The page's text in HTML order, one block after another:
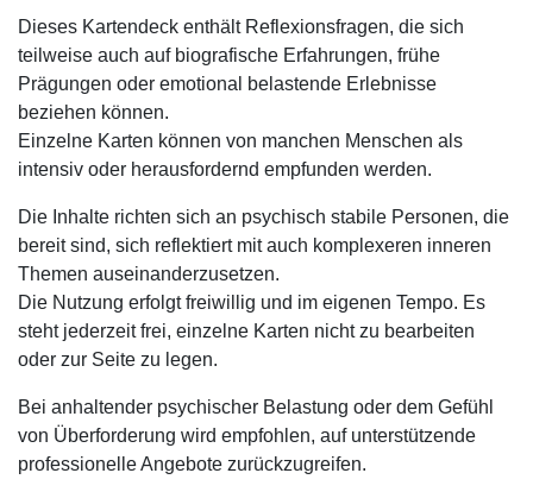
Dieses Kartendeck enthält Reflexionsfragen, die sich
teilweise auch auf biografische Erfahrungen, frühe
Prägungen oder emotional belastende Erlebnisse
beziehen können.
Einzelne Karten können von manchen Menschen als
intensiv oder herausfordernd empfunden werden.
Die Inhalte richten sich an psychisch stabile Personen, die
bereit sind, sich reflektiert mit auch komplexeren inneren
Themen auseinanderzusetzen.
Die Nutzung erfolgt freiwillig und im eigenen Tempo. Es
steht jederzeit frei, einzelne Karten nicht zu bearbeiten
oder zur Seite zu legen.
Bei anhaltender psychischer Belastung oder dem Gefühl
von Überforderung wird empfohlen, auf unterstützende
professionelle Angebote zurückzugreifen.